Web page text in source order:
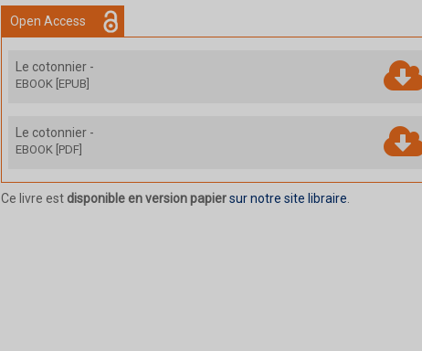
Open Access
Le cotonnier -
EBOOK [EPUB]
Le cotonnier -
EBOOK [PDF]
Ce livre est disponible en version papiersur notre site libraire